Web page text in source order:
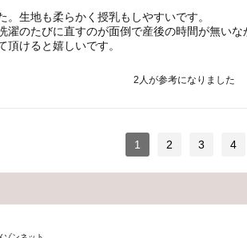
生地も柔らかく授乳もしやすいです。
のたびに直すのが面倒で産後の時間が無いな
けると嬉しいです。
2 人が参考になりました
1 2 3 4